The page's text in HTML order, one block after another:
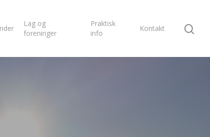
Lag og
foreninger
Praktisk
info
Kontakt